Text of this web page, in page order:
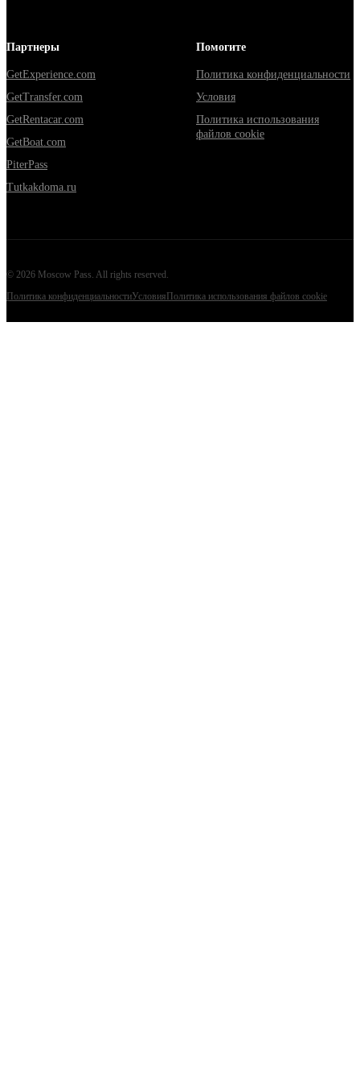
Партнеры
GetExperience.com
GetTransfer.com
GetRentacar.com
GetBoat.com
PiterPass
Tutkakdoma.ru
Помогите
Политика конфиденциальности
Условия
Политика использования
файлов cookie
© 2026 Moscow Pass. All rights reserved.
Политика конфиденциальностиУсловия Политика использования файлов cookie